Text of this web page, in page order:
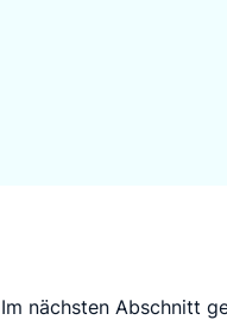
Im nächsten Abschnitt